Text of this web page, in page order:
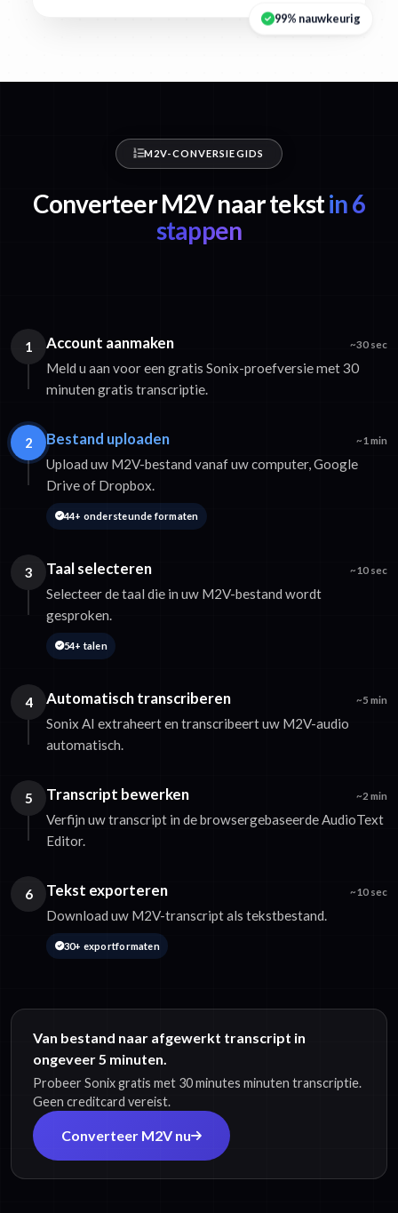
99% nauwkeurig
M2V-CONVERSIEGIDS
Converteer M2V naar tekstin 6
stappen
1 Account aanmaken ~30 sec
Meld u aan voor een gratis Sonix-proefversie met 30
minuten gratis transcriptie.
2 Bestand uploaden ~1 min
Upload uw M2V-bestand vanaf uw computer, Google
Drive of Dropbox.
44+ ondersteunde formaten
3 Taal selecteren ~10 sec
Selecteer de taal die in uw M2V-bestand wordt
gesproken.
54+ talen
4 Automatisch transcriberen ~5 min
Sonix AI extraheert en transcribeert uw M2V-audio
automatisch.
5 Transcript bewerken ~2 min
Verfijn uw transcript in de browsergebaseerde AudioText
Editor.
6 Tekst exporteren ~10 sec
Download uw M2V-transcript als tekstbestand.
30+ exportformaten
Van bestand naar afgewerkt transcript in
ongeveer 5 minuten.
Probeer Sonix gratis met 30 minutes minuten transcriptie.
Geen creditcard vereist.
Converteer M2V nu